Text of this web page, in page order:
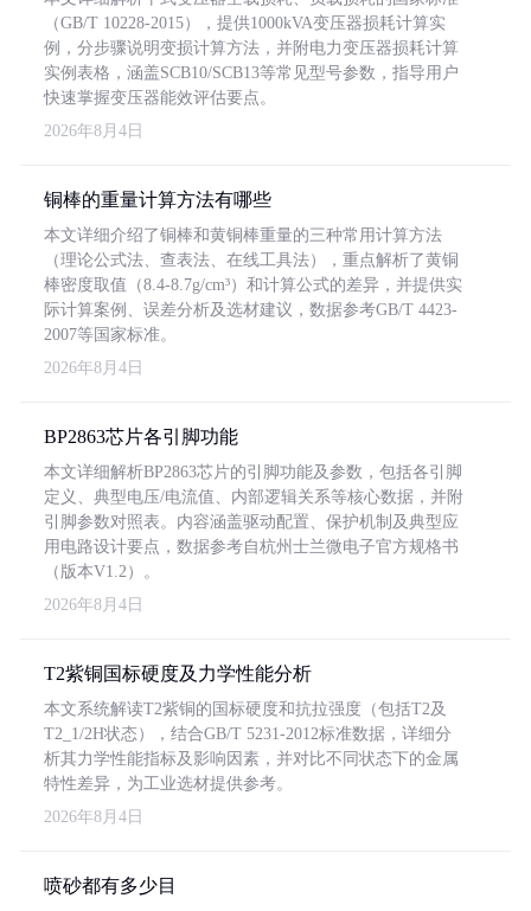
（GB/T 10228-2015），提供1000kVA变压器损耗计算实
例，分步骤说明变损计算方法，并附电力变压器损耗计算
实例表格，涵盖SCB10/SCB13等常见型号参数，指导用户
快速掌握变压器能效评估要点。
2026年8月4日
铜棒的重量计算方法有哪些
本文详细介绍了铜棒和黄铜棒重量的三种常用计算方法
（理论公式法、查表法、在线工具法），重点解析了黄铜
棒密度取值（8.4-8.7g/cm³）和计算公式的差异，并提供实
际计算案例、误差分析及选材建议，数据参考GB/T 4423-
2007等国家标准。
2026年8月4日
BP2863芯片各引脚功能
本文详细解析BP2863芯片的引脚功能及参数，包括各引脚
定义、典型电压/电流值、内部逻辑关系等核心数据，并附
引脚参数对照表。内容涵盖驱动配置、保护机制及典型应
用电路设计要点，数据参考自杭州士兰微电子官方规格书
（版本V1.2）。
2026年8月4日
T2紫铜国标硬度及力学性能分析
本文系统解读T2紫铜的国标硬度和抗拉强度（包括T2及
T2_1/2H状态），结合GB/T 5231-2012标准数据，详细分
析其力学性能指标及影响因素，并对比不同状态下的金属
特性差异，为工业选材提供参考。
2026年8月4日
喷砂都有多少目